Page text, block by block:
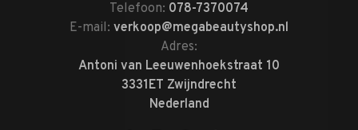
Telefoon: 078-7370074
E-mail: verkoop@megabeautyshop.nl
Adres:
Antoni van Leeuwenhoekstraat 10
3331ET Zwijndrecht
Nederland